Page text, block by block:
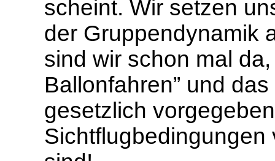
scheint. Wir setzen
der Gruppendynamik
sind wir schon mal
Ballonfahren” und
gesetzlich